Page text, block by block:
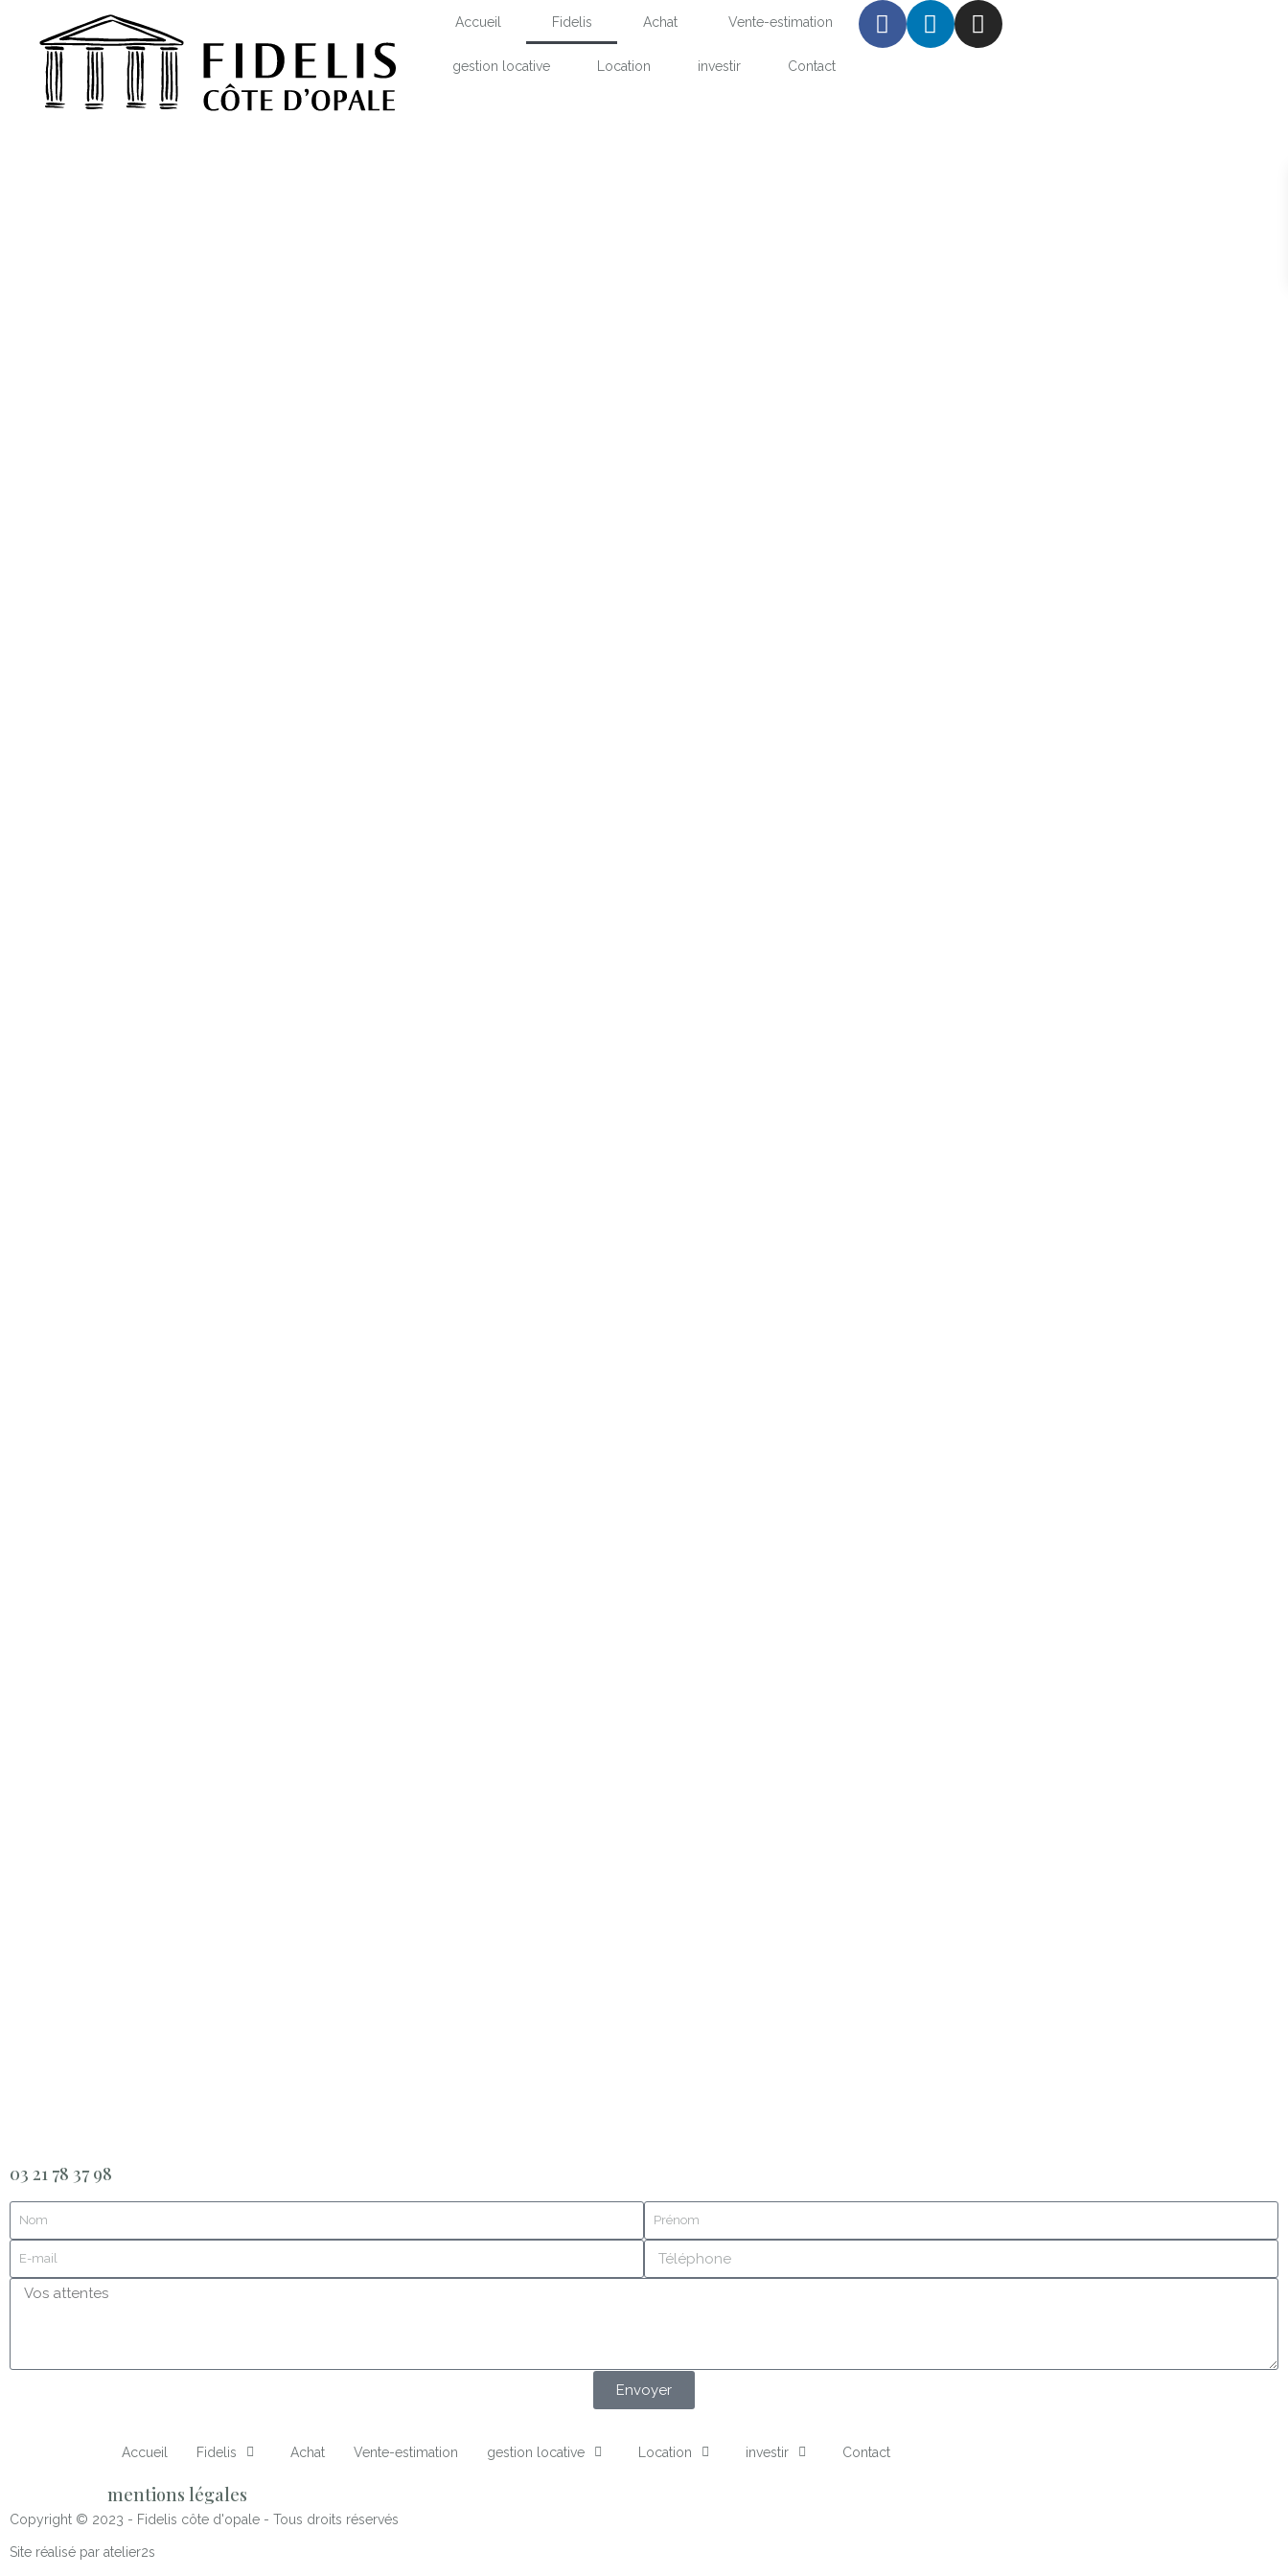
Accueil Fidelis Achat Vente-estimation
gestion locative Location investir Contact
03 21 78 37 98
Envoyer
Accueil Fidelis Achat Vente-estimation gestion locative Location investir Contact
mentions légales
Copyright © 2023 - Fidelis côte d'opale - Tous droits réservés
Site réalisé par atelier2s